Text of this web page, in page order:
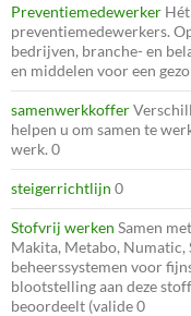
Preventiemedewerker
preventiemedewerkers.
bedrijven, branche- en
en middelen voor een
samenwerkkoffer
helpen u om samen te
werk. 0
steigerrichtlijn 0
Stofvrij werken Samen
Makita, Metabo, Numatic,
beheerssystemen voor
blootstelling aan deze
beoordeelt (valide 0